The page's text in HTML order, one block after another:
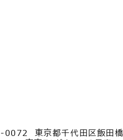
-0072 東京都千代田区飯田